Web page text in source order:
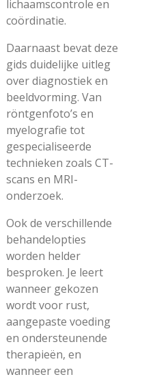
lichaamscontrole en
coördinatie.
Daarnaast bevat deze
gids duidelijke uitleg
over diagnostiek en
beeldvorming. Van
röntgenfoto’s en
myelografie tot
gespecialiseerde
technieken zoals CT-
scans en MRI-
onderzoek.
Ook de verschillende
behandelopties
worden helder
besproken. Je leert
wanneer gekozen
wordt voor rust,
aangepaste voeding
en ondersteunende
therapieën, en
wanneer een